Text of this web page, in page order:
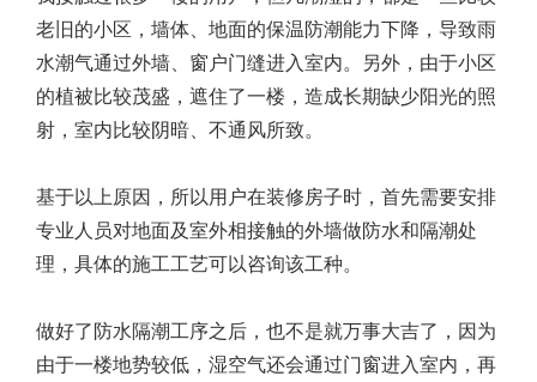
老旧的小区，墙体、地面的保温防潮能力下降，导致雨
水潮气通过外墙、窗户门缝进入室内。另外，由于小区
的植被比较茂盛，遮住了一楼，造成长期缺少阳光的照
射，室内比较阴暗、不通风所致。
基于以上原因，所以用户在装修房子时，首先需要安排
专业人员对地面及室外相接触的外墙做防水和隔潮处
理，具体的施工工艺可以咨询该工种。
做好了防水隔潮工序之后，也不是就万事大吉了，因为
由于一楼地势较低，湿空气还会通过门窗进入室内，再